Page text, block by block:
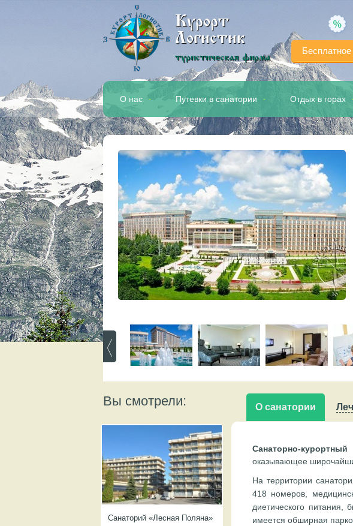
Курорт
Логистик
туристическая фирма
О нас Путевки в санатории Отдых в горах
Вы смотрели:
Санаторий «Лесная Поляна»
О санатории
Санаторно-
оказывающее
На территории
418 номеров,
диетического
имеется обширная